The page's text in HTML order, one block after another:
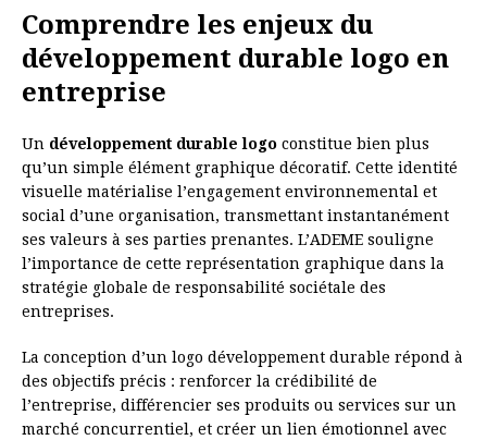
Comprendre les enjeux du
développement durable logo en
entreprise
Un développement durable logo constitue bien plus
qu’un simple élément graphique décoratif. Cette identité
visuelle matérialise l’engagement environnemental et
social d’une organisation, transmettant instantanément
ses valeurs à ses parties prenantes. L’ADEME souligne
l’importance de cette représentation graphique dans la
stratégie globale de responsabilité sociétale des
entreprises.
La conception d’un logo développement durable répond à
des objectifs précis : renforcer la crédibilité de
l’entreprise, différencier ses produits ou services sur un
marché concurrentiel, et créer un lien émotionnel avec